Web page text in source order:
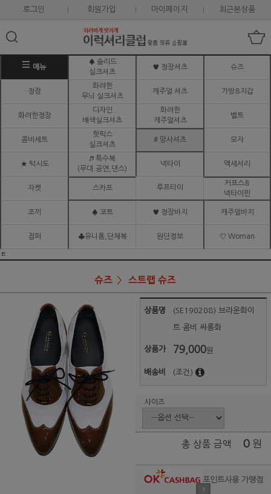
로그인 회원가입 마이페이지 최근본상품
메뉴
♠ 솔리드
실크셔츠
♥ 정장셔츠 슈즈
정장
화려한
무늬 실크셔츠
캐주얼 셔츠 가방&지갑
화려한정장
디자인
배색실크셔츠
화려한
캐주얼셔츠
벨트
콤비세트
핫픽스
실크셔츠
# 망사셔츠 모자
★ 턱시도
♬ 특수복
(무대.공연,댄스)
넥타이 액세서리
자켓 스카프 루프타이
커프스&
넥타이핀
조끼 ♠ 코트 ♥ 정장바지 캐주얼바지
점퍼 ♣유니폼,단체복 원단정보 ♡ Woman
ㅌ
슈즈 스트랩 슈즈
상품명 (SE190208) 브라운화이
트 콤비 싸롱화
상품가 79,000원
배송비 (조건)
사이즈
총 상품 금액 0 원
포인트사용 가맹점
?